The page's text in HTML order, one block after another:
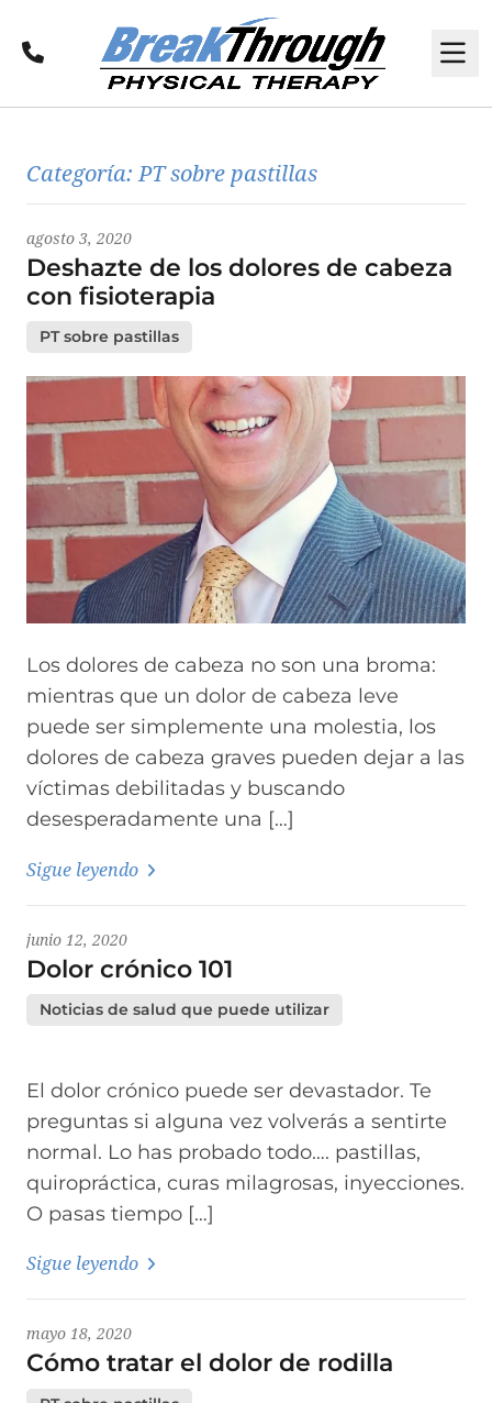
Llamar
Últimas noticias
Categoría:PT sobre pastillas
agosto 3, 2020
Deshazte de los dolores de cabeza
con fisioterapia
PT sobre pastillas
Los dolores de cabeza no son una broma:
mientras que un dolor de cabeza leve
puede ser simplemente una molestia, los
dolores de cabeza graves pueden dejar a las
víctimas debilitadas y buscando
desesperadamente una […]
Sigue leyendo
junio 12, 2020
Dolor crónico 101
Noticias de salud que puede utilizar
El dolor crónico puede ser devastador. Te
preguntas si alguna vez volverás a sentirte
normal. Lo has probado todo…. pastillas,
quiropráctica, curas milagrosas, inyecciones.
O pasas tiempo […]
Sigue leyendo
mayo 18, 2020
Cómo tratar el dolor de rodilla